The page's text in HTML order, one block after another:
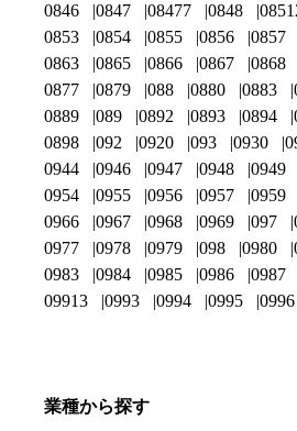
0846
0847 08477 0848
0853
0854 0855 0856 0857
0863
0865 0866 0867 0868
0877
0879 088 0880 0883
0889
089 0892 0893 0894
0898
092 0920 093 0930
0944
0946 0947 0948 0949
0954
0955 0956 0957 0959
0966
0967 0968 0969 097
0977
0978 0979 098 0980
0983
0984 0985 0986 0987
09913
0993 0994 0995 0996
業種から探す